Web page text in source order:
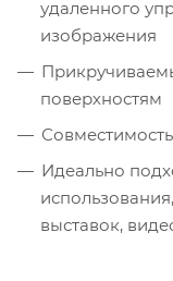
удаленного
изображения
поверхностям
Идеально
выставок,